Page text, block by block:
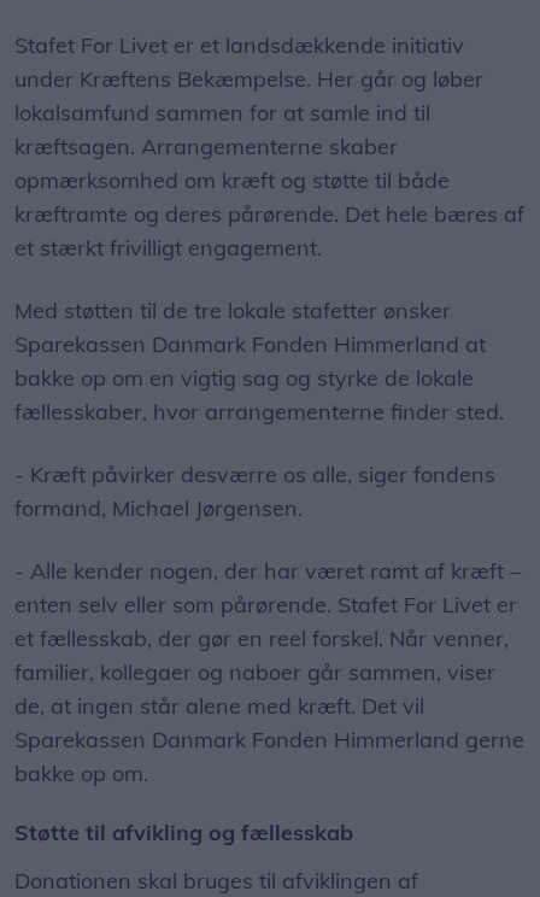
Stafet For Livet er et landsdækkende initiativ
under Kræftens Bekæmpelse. Her går og løber
lokalsamfund sammen for at samle ind til
kræftsagen. Arrangementerne skaber
opmærksomhed om kræft og støtte til både
kræftramte og deres pårørende. Det hele bæres af
et stærkt frivilligt engagement.
Med støtten til de tre lokale stafetter ønsker
Sparekassen Danmark Fonden Himmerland at
bakke op om en vigtig sag og styrke de lokale
fællesskaber, hvor arrangementerne finder sted.
- Kræft påvirker desværre os alle, siger fondens
formand, Michael Jørgensen.
- Alle kender nogen, der har været ramt af kræft –
enten selv eller som pårørende. Stafet For Livet er
et fællesskab, der gør en reel forskel. Når venner,
familier, kollegaer og naboer går sammen, viser
de, at ingen står alene med kræft. Det vil
Sparekassen Danmark Fonden Himmerland gerne
bakke op om.
Støtte til afvikling og fællesskab
Donationen skal bruges til afviklingen af